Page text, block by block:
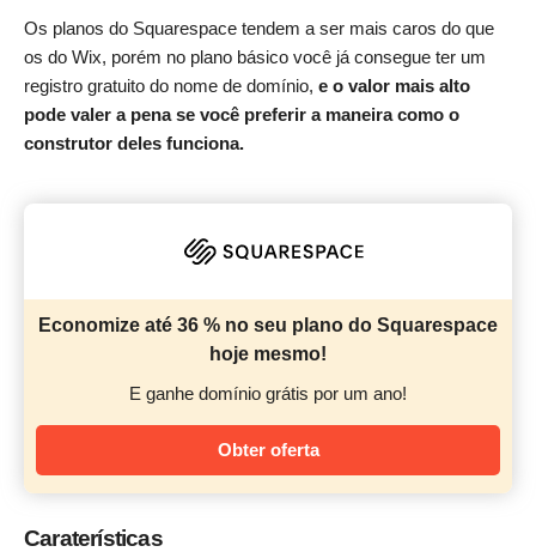
Os planos do Squarespace tendem a ser mais caros do que
os do Wix, porém no plano básico você já consegue ter um
registro gratuito do nome de domínio, e o valor mais alto
pode valer a pena se você preferir a maneira como o
construtor deles funciona.
Economize até 36 % no seu plano do Squarespace
hoje mesmo!
E ganhe domínio grátis por um ano!
Obter oferta
Caraterísticas